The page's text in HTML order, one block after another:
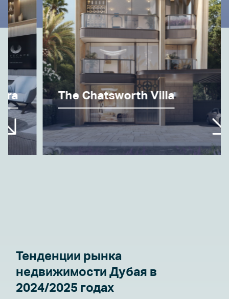
The Chatsworth Villa
Тенденции рынка
недвижимости Дубая в
2024/2025 годах